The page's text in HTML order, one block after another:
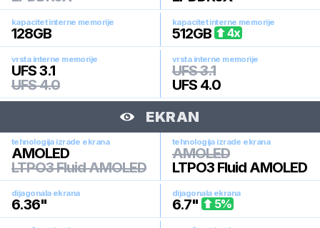
kapacitet interne memorije
128GB
kapacitet interne memorije
512GB 4x
vrsta interne memorije
UFS 3.1
UFS 4.0
vrsta interne memorije
UFS 3.1
UFS 4.0
EKRAN
tehnologija izrade ekrana
AMOLED
LTPO3 Fluid AMOLED
tehnologija izrade ekrana
AMOLED
LTPO3 Fluid AMOLED
dijagonala ekrana
6.36"
dijagonala ekrana
6.7" 5%